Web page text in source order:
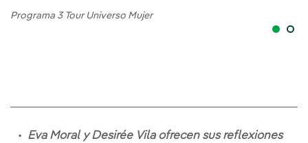
Programa 3 Tour Universo Mujer
Eva Moral y Desirée Vila ofrecen sus reflexiones